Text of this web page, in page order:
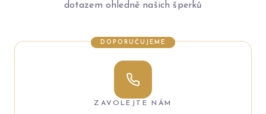
dotazem ohledně našich šperků
DOPORUČUJEME
ZAVOLEJTE NÁM